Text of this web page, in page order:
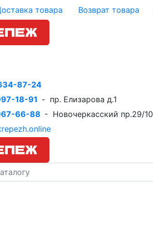
товара Возврат товара
87-24
18-91 - пр. Елизарова д.1
66-88 - Новочеркасский пр.29/10